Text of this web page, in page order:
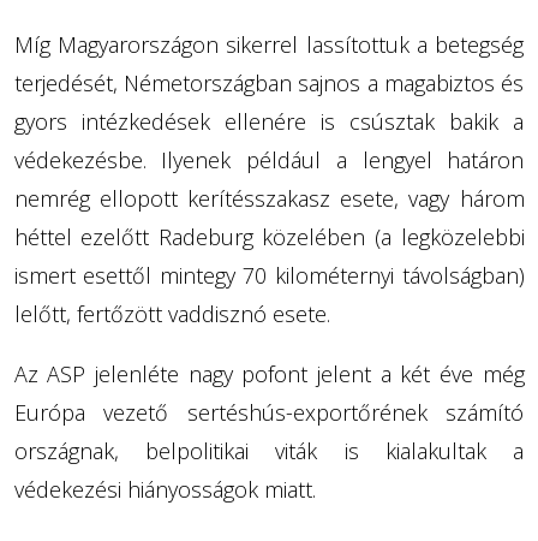
Míg Magyarországon sikerrel lassítottuk a betegség
terjedését, Németországban sajnos a magabiztos és
gyors intézkedések ellenére is csúsztak bakik a
védekezésbe. Ilyenek például a lengyel határon
nemrég ellopott kerítésszakasz esete, vagy három
héttel ezelőtt Radeburg közelében (a legközelebbi
ismert esettől mintegy 70 kilométernyi távolságban)
lelőtt, fertőzött vaddisznó esete.
Az ASP jelenléte nagy pofont jelent a két éve még
Európa vezető sertéshús-exportőrének számító
országnak, belpolitikai viták is kialakultak a
védekezési hiányosságok miatt.